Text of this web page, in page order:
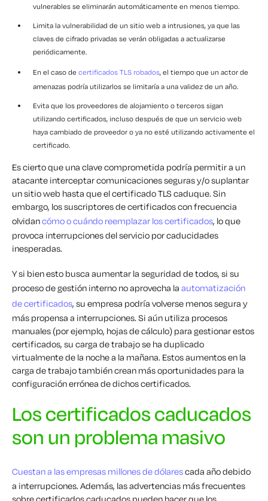
vulnerables se eliminarán automáticamente en menos tiempo.
Limita la vulnerabilidad de un sitio web a intrusiones, ya que las
claves de cifrado privadas se verán obligadas a actualizarse
periódicamente.
En el caso de certificados TLS robados, el tiempo que un actor de
amenazas podría utilizarlos se limitaría a una validez de un año.
Evita que los proveedores de alojamiento o terceros sigan
utilizando certificados, incluso después de que un servicio web
haya cambiado de proveedor o ya no esté utilizando activamente el
certificado.
Es cierto que una clave comprometida podría permitir a un
atacante interceptar comunicaciones seguras y/o suplantar
un sitio web hasta que el certificado TLS caduque. Sin
embargo, los suscriptores de certificados con frecuencia
olvidancómo o cuándo reemplazar los certificados, lo que
provoca interrupciones del servicio por caducidades
inesperadas.
Y si bien esto busca aumentar la seguridad de todos, si su
proceso de gestión interno no aprovecha la automatización
de certificados, su empresa podría volverse menos segura y
más propensa a interrupciones. Si aún utiliza procesos
manuales (por ejemplo, hojas de cálculo) para gestionar estos
certificados, su carga de trabajo se ha duplicado
virtualmente de la noche a la mañana. Estos aumentos en la
carga de trabajo también crean más oportunidades para la
configuración errónea de dichos certificados.
Los certificados caducados
son un problema masivo
Cuestan a las empresas millones de dólarescada año debido
a interrupciones. Además, las advertencias más frecuentes